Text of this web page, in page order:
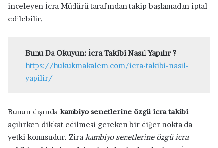
inceleyen İcra Müdürü tarafından takip başlamadan iptal
edilebilir.
Bunu Da Okuyun: İcra Takibi Nasıl Yapılır ?
https://hukukmakalem.com/icra-takibi-nasil-
yapilir/
Bunun dışında kambiyo senetlerine özgü icra takibi
açılırken dikkat edilmesi gereken bir diğer nokta da
yetki konusudur. Zira kambiyo senetlerine özgü icra